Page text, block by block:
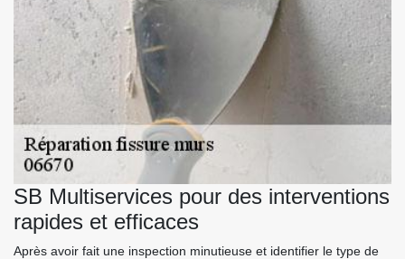
SB Multiservices pour des interventions
rapides et efficaces
Après avoir fait une inspection minutieuse et identifier le type de